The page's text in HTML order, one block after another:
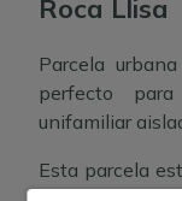
Roca Llisa
Parcela
perfecto
unifamiliar
Esta parcela